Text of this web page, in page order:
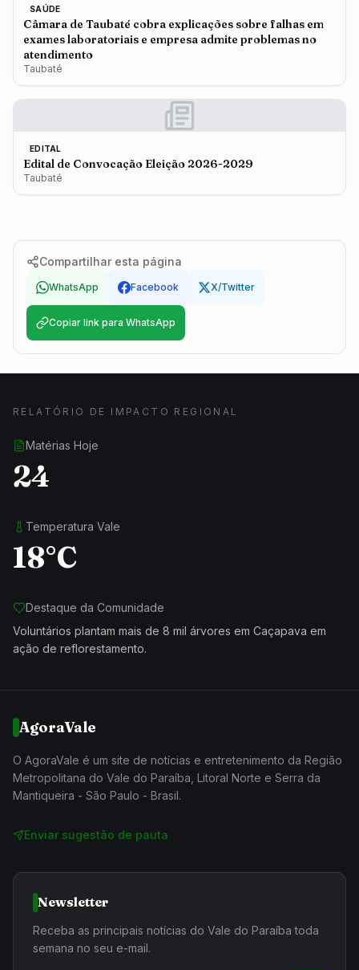
SAÚDE
Câmara de Taubaté cobra explicações sobre falhas em
exames laboratoriais e empresa admite problemas no
atendimento
Taubaté
EDITAL
Edital de Convocação Eleição 2026-2029
Taubaté
Compartilhar esta página
WhatsApp Facebook X/Twitter
Copiar link para WhatsApp
RELATÓRIO DE IMPACTO REGIONAL
Matérias Hoje
24
Temperatura Vale
18°C
Destaque da Comunidade
Voluntários plantam mais de 8 mil árvores em Caçapava em
ação de reflorestamento.
AgoraVale
O AgoraVale é um site de notícias e entretenimento da Região
Metropolitana do Vale do Paraíba, Litoral Norte e Serra da
Mantiqueira - São Paulo - Brasil.
Enviar sugestão de pauta
Newsletter
Receba as principais notícias do Vale do Paraíba toda
semana no seu e-mail.